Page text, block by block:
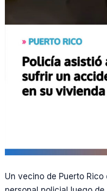
Un vecino de Puerto